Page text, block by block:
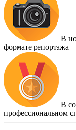
В
формате репортажа
В
профессиональном